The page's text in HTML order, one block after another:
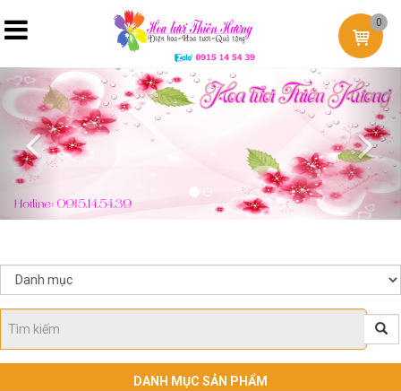
0
Previous
DANH MỤC SẢN PHẨM